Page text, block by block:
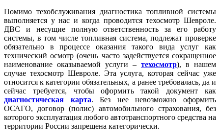
Помимо техобслуживания диагностика топливной системы
выполняется у нас и когда проводится техосмотр Шевроле.
ДВС и несущие полную ответственность за его работу
системы, в том числе топливная система, подлежат проверке
обязательно в процессе оказания такого вида услуг как
технический осмотр (очень часто задействуется сокращенное
наименование оказываемой услуги – техосмотр), в нашем
случае техосмотр Шевроле. Эта услуга, которая сейчас уже
относится к категории обязательных, а ранее требовалась, да и
сейчас требуется, чтобы оформить такой документ как
диагностическая карта. Без нее невозможно оформить
ОСАГО, договор (полис) автомобильного страхования, без
которого эксплуатация любого автотранспортного средства на
территории России запрещена категорически.